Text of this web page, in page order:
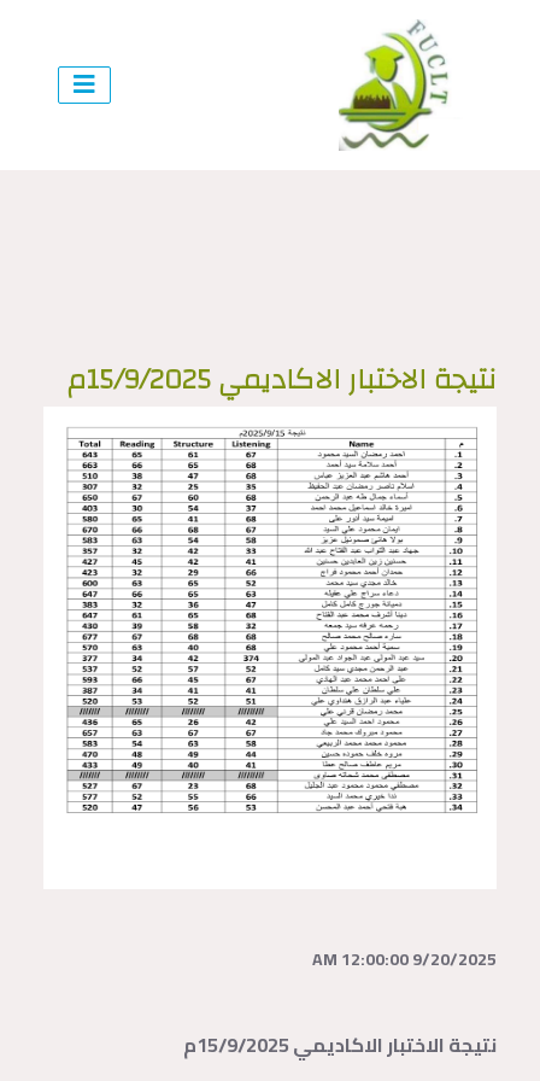
نتيجة الاختبار الاكاديمي 15/9/2025م
9/20/2025 12:00:00 AM
نتيجة الاختبار الاكاديمي 15/9/2025م